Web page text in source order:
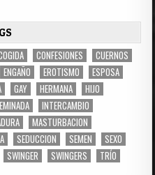
CONFESIONES
CUERNOS
ENGAÑO EROTISMO
ESPOSA
GAY HERMANA
HIJO
INTERCAMBIO
MASTURBACION
SEDUCCION SEMEN
SEXO
SWINGER SWINGERS
TRÍO